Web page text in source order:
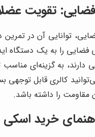
فضایی: تقویت
توانایی آن در
را به یک دستگاه
دارند، به گزینه‌ای
مقاومت را داشته باشد.
خرید